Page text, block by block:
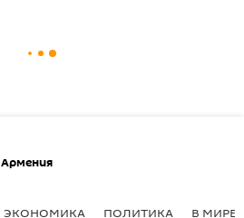
Армения
ЭКОНОМИКА ПОЛИТИКА В МИРЕ